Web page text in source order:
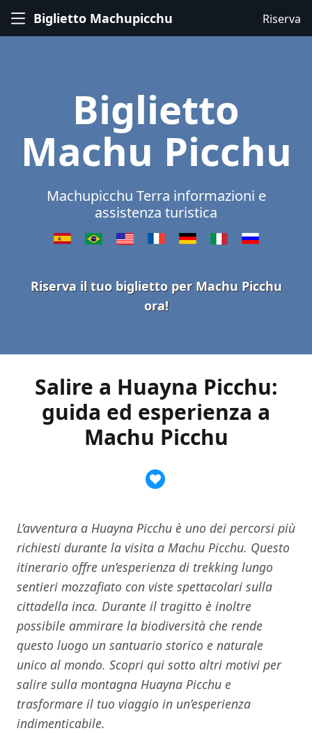
Biglietto Machupicchu Riserva
Biglietto
Machu Picchu
Machupicchu Terra informazioni e
assistenza turistica
Riserva il tuo biglietto per Machu Picchu
ora!
Salire a Huayna Picchu:
guida ed esperienza a
Machu Picchu
L’avventura a Huayna Picchu è uno dei percorsi più
richiesti durante la visita a Machu Picchu. Questo
itinerario offre un’esperienza di trekking lungo
sentieri mozzafiato con viste spettacolari sulla
cittadella inca. Durante il tragitto è inoltre
possibile ammirare la biodiversità che rende
questo luogo un santuario storico e naturale
unico al mondo. Scopri qui sotto altri motivi per
salire sulla montagna Huayna Picchu e
trasformare il tuo viaggio in un’esperienza
indimenticabile.